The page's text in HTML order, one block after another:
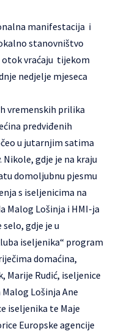
manifestacija i
stanovništvo
otok vraćaju tijekom
nedjelje mjeseca
vremenskih prilika
predviđenih
u jutarnjim satima
Nikole, gdje je na kraju
domoljubnu pjesmu
s iseljenicima na
Malog Lošinja i HMI-ja
gdje je u
iseljenika“ program
domaćina,
Marije Rudić, iseljenice
Lošinja Ane
iseljenika te Maje
Europske agencije